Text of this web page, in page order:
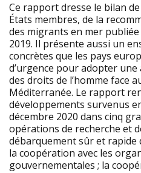
Ce rapport dresse le bilan
États membres, de la
des migrants en mer
2019. Il présente aussi un
concrètes que les pays
d’urgence pour adopter
des droits de l’homme face
Méditerranée. Le rapport
développements survenus
décembre 2020 dans cinq
opérations de recherche et
débarquement sûr et rapide
la coopération avec les
gouvernementales ; la